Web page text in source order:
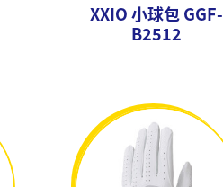
XXIO 小球包 GGF-
B2512